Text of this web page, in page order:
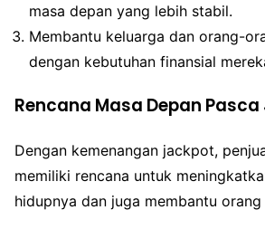
masa depan yang lebih stabil.
Membantu keluarga dan orang-
dengan kebutuhan finansial
Rencana Masa Depan
Dengan kemenangan jackpot,
memiliki rencana untuk
hidupnya dan juga membantu orang